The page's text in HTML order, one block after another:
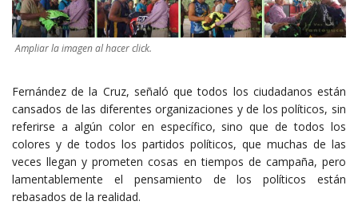
Ampliar la imagen al hacer click.
Fernández de la Cruz, señaló que todos los ciudadanos están
cansados de las diferentes organizaciones y de los políticos, sin
referirse a algún color en específico, sino que de todos los
colores y de todos los partidos políticos, que muchas de las
veces llegan y prometen cosas en tiempos de campaña, pero
lamentablemente el pensamiento de los políticos están
rebasados de la realidad.